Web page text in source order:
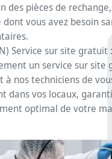
des pièces de
dont vous avez besoin
Service sur site
un service sur site
nos techniciens de
dans vos locaux,
optimal de votre